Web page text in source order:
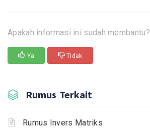
Apakah informasi ini sudah membantu?
Ya Tidak
Rumus Terkait
Rumus Invers Matriks